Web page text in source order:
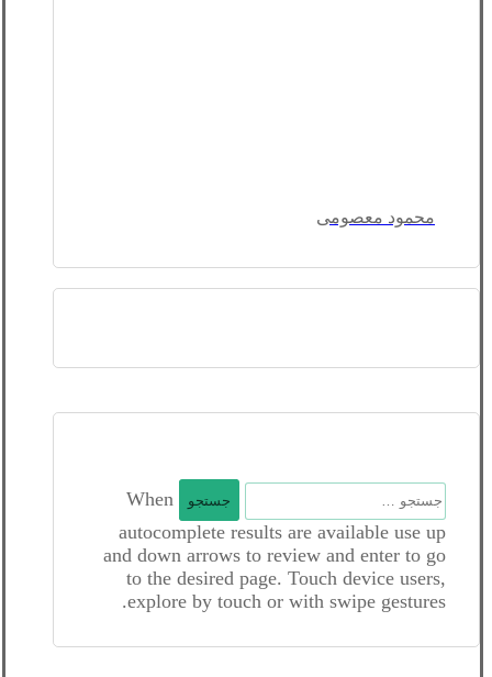
محمود معصومی
جستجو
برای:
When
autocomplete results are available use up
and down arrows to review and enter to go
to the desired page. Touch device users,
explore by touch or with swipe gestures.